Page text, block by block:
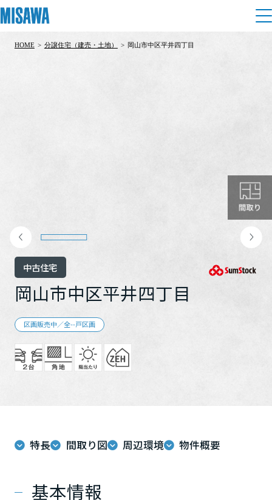
住まい
デザイナーズギャラリー
インテリア
住まいづくりガイド
買う
分譲住宅（建売・土地）検索
売る [MISAWA RELAY]
店舗・各種施設
土地活用実例
法人のお客さま
企業不動産活用（CRE）戦略
土地活用の基礎から長期安定経営を目指すオーナー様まで、賃貸経
営に役立つ多彩な情報を幅広くお届けします。
リフォームの流れ
リフォームメニュー
リフォーム事例
事業用
事業用リノベーション
再開発・官民連携事業
分譲マンション開発事業
収益不動産・投資開発事業
建築再生事業
事業用地・事業用建物
住まいるりんぐ（ロングサポート）
保証制度
アフターメンテナンス
お客様センター
企業・IR情報
企業・IR
ニュース
MISAWAについて
SDGs
展示 場・ イベント情報
住まいのご相談
HOME> 分譲住宅（建売・土地） > 岡山市中区平井四丁目
中古住宅
岡山市中区平井四丁目
区画販売中／全--戸区画
特長 間取り図 周辺環境 物件概要
基本情報